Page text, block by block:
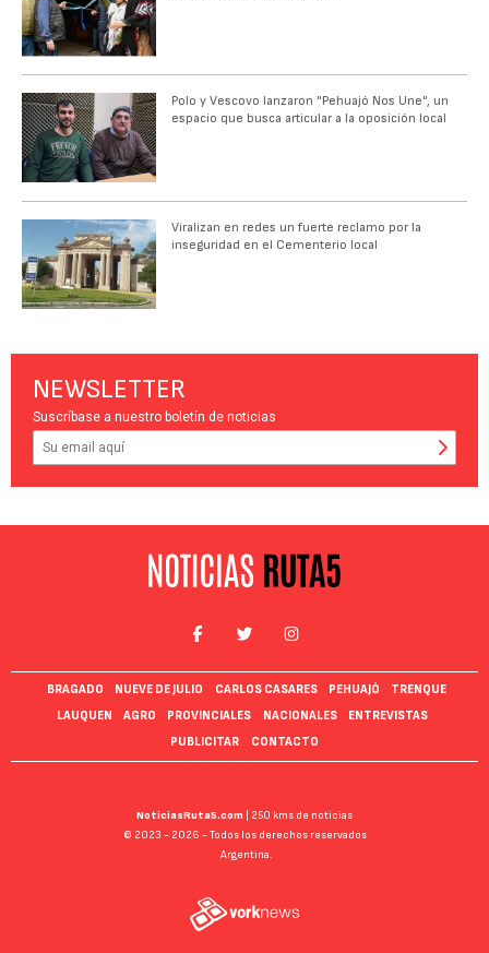
Polo y Vescovo lanzaron "Pehuajó Nos Une", un
espacio que busca articular a la oposición local
Viralizan en redes un fuerte reclamo por la
inseguridad en el Cementerio local
NEWSLETTER
Suscríbase a nuestro boletín de noticias
BRAGADO NUEVE DE JULIO CARLOS CASARES PEHUAJÓ
TRENQUE
LAUQUEN
AGRO PROVINCIALES NACIONALES
ENTREVISTAS
PUBLICITAR
CONTACTO
NoticiasRuta5.com
| 250 kms de noticias
© 2023 - 2026 - Todos los derechos reservados
Argentina.